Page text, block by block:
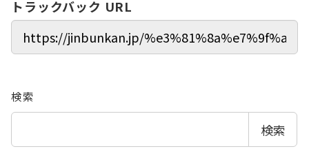
トラックバック URL
検索
検索